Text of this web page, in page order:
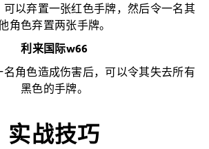
以弃置一张红色手牌，然后令一名其
角色弃置两张手牌。
利来国际w66
角色造成伤害后，可以令其失去所有
黑色的手牌。
实战技巧